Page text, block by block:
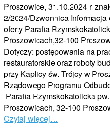
Proszowice, 31.10.2024 r.
2/2024/Dzwonnica
oferty Parafia
Proszowicach,32-100
Dotyczy: postępowania na
restauratorskie oraz roboty
przy Kaplicy św. Trójcy w
Rządowego Programu
Parafia Rzymskokatolicka
Proszowicach, 32-100
Czytaj więcej…